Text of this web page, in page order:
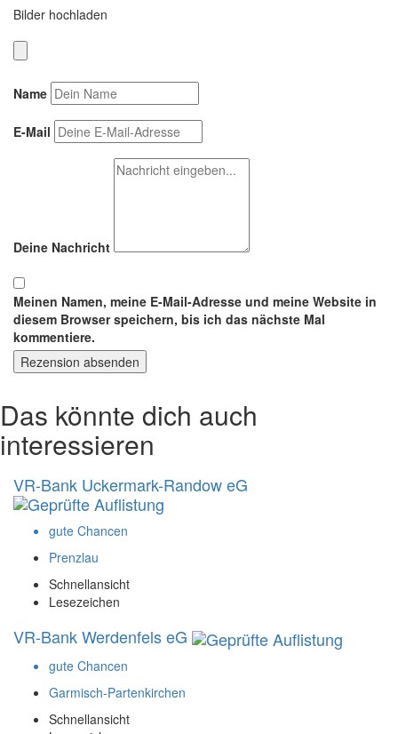
Bilder hochladen
Name
E-Mail
Deine Nachricht
Meinen Namen, meine E-Mail-Adresse und meine Website in
diesem Browser speichern, bis ich das nächste Mal
kommentiere.
Rezension absenden
Das könnte dich auch
interessieren
VR-Bank Uckermark-Randow eG
gute Chancen
Prenzlau
Schnellansicht
Lesezeichen
VR-Bank Werdenfels eG
gute Chancen
Garmisch-Partenkirchen
Schnellansicht